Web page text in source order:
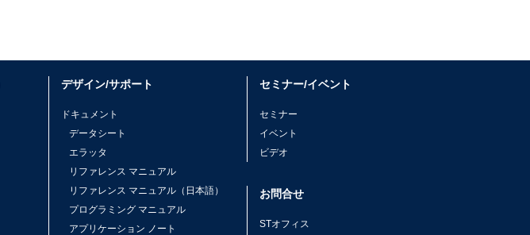
デザイン/サポート
ドキュメント
データシート
エラッタ
リファレンス マニュアル
リファレンス マニュアル（日本語）
プログラミング マニュアル
アプリケーション ノート
セミナー/イベント
セミナー
イベント
ビデオ
お問合せ
STオフィス